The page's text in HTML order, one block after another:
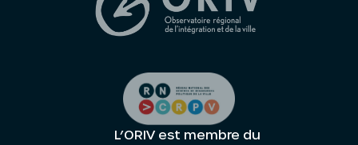
L’ORIV est membre du